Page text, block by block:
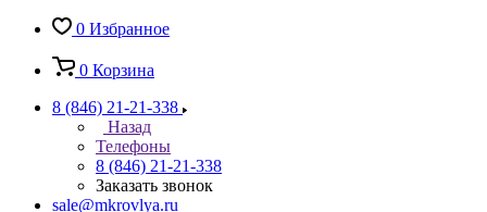
0 Избранное
0 Корзина
8 (846) 21-21-338
Назад
Телефоны
8 (846) 21-21-338
Заказать звонок
sale@mkrovlya.ru